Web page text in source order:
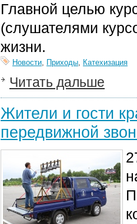
Главной целью
(слушателями
жизни.
Новости, Приходы, Катехизация
Читать дальше
Жители и гости
передвижной